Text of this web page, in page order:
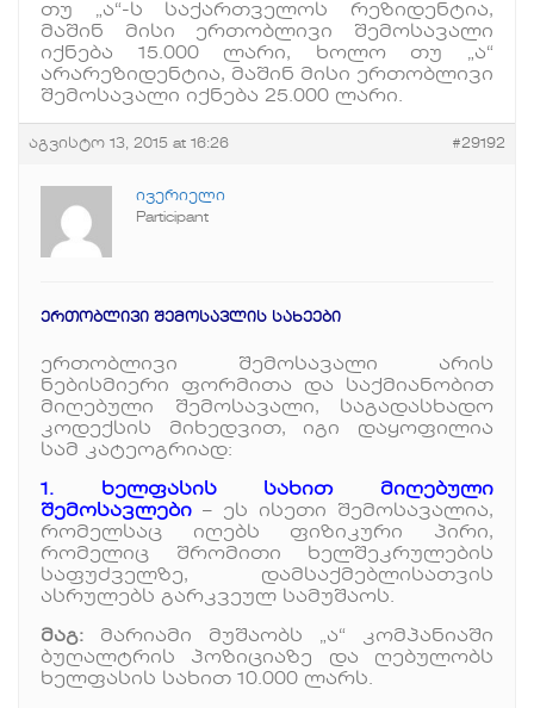
თუ „ა“-ს საქართველოს რეზიდენტია,
მაშინ მისი ერთობლივი შემოსავალი
იქნება 15.000 ლარი, ხოლო თუ „ა“
არარეზიდენტია, მაშინ მისი ერთობლივი
შემოსავალი იქნება 25.000 ლარი.
აგვისტო 13, 2015 at 16:26 #29192
ივერიელი
Participant
ერთობლივი შემოსავლის სახეები
ერთობლივი შემოსავალი არის
ნებისმიერი ფორმითა და საქმიანობით
მიღებული შემოსავალი, საგადასხადო
კოდექსის მიხედვით, იგი დაყოფილია
სამ კატეოგრიად:
1. ხელფასის სახით მიღებული
შემოსავლები – ეს ისეთი შემოსავალია,
რომელსაც იღებს ფიზიკური პირი,
რომელიც შრომითი ხელშეკრულების
საფუძველზე, დამსაქმებლისათვის
ასრულებს გარკვეულ სამუშაოს.
მაგ: მარიამი მუშაობს „ა“ კომპანიაში
ბუღალტრის პოზიციაზე და ღებულობს
ხელფასის სახით 10.000 ლარს.